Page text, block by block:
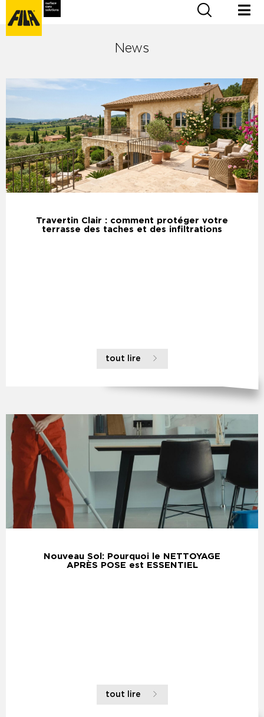
News
Travertin Clair : comment protéger votre
terrasse des taches et des infiltrations
tout lire
Nouveau Sol: Pourquoi le NETTOYAGE
APRÈS POSE est ESSENTIEL
tout lire